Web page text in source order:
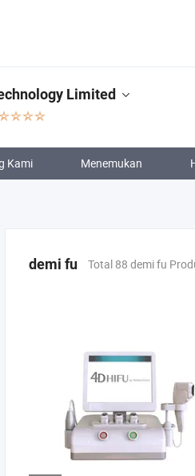
Limited
Kami Menemukan
demi fu Total 88 demi fu